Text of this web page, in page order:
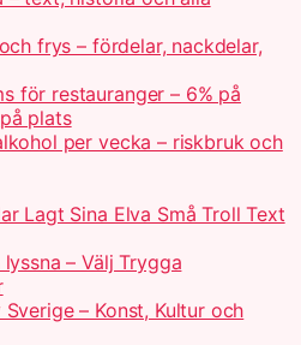
frys – fördelar, nackdelar,
för restauranger – 6% på
plats
per vecka – riskbruk och
Lagt Sina Elva Små Troll Text
– Välj Trygga
Sverige – Konst, Kultur och